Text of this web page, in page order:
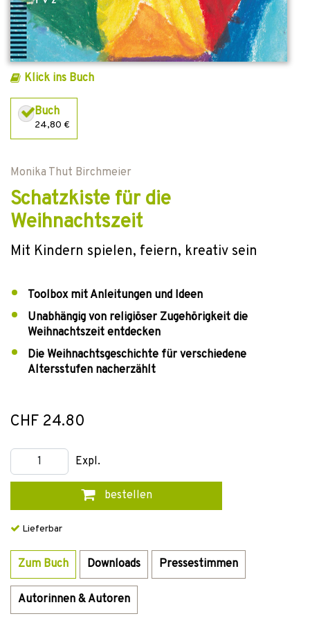
Klick ins Buch
Buch
24,80 €
Monika Thut Birchmeier
Schatzkiste für die
Weihnachtszeit
Mit Kindern spielen, feiern, kreativ sein
Toolbox mit Anleitungen und Ideen
Unabhängig von religiöser Zugehörigkeit die
Weihnachtszeit entdecken
Die Weihnachtsgeschichte für verschiedene
Altersstufen nacherzählt
CHF 24.80
Expl.
bestellen
Lieferbar
Zum Buch Downloads Pressestimmen
Autorinnen & Autoren